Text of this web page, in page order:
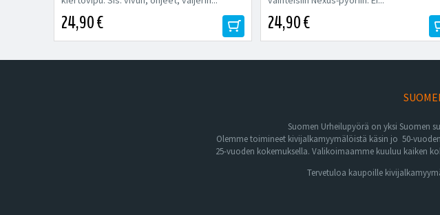
24,90 € 24,90 €
Suomen Urheilupyörä on yksi Suomen
Olemme toimineet kivijalkamyymälöistä käsin jo 50-
25-vuoden kokemuksella. Valikoimaamme kuuluu kaiken
Tervetuloa kaupoille